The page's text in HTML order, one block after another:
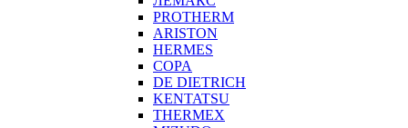
PROTHERM
ARISTON
HERMES
COPA
DE DIETRICH
KENTATSU
THERMEX